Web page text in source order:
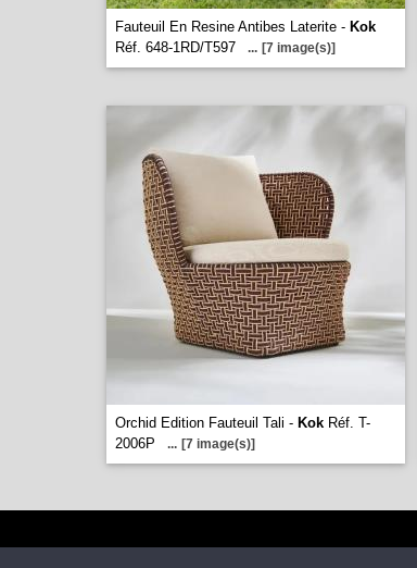
Fauteuil En Resine Antibes Laterite - Kok
Réf. 648-1RD/T597
... [7 image(s)]
Orchid Edition Fauteuil Tali - Kok Réf. T-
2006P
... [7 image(s)]